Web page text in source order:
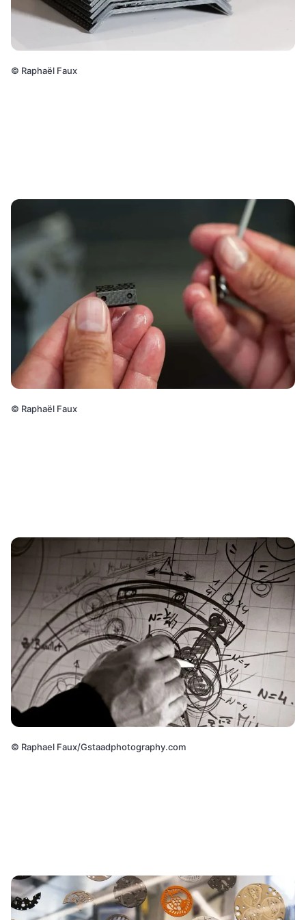
© Raphaël Faux
© Raphaël Faux
© Raphael Faux/Gstaadphotography.com